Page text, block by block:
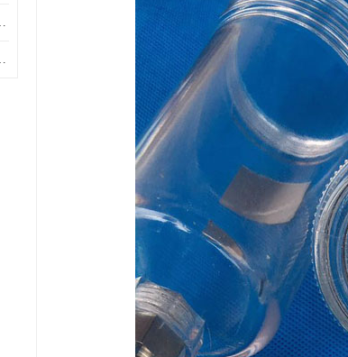
过滤-节能环保
家-经久耐用